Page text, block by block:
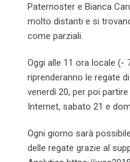
Paternoster e Bianca
molto distanti e si
come parziali.
Oggi alle 11 ora locale (-
riprenderanno le regate
venerdì 20, per poi
Internet, sabato 21 e
Ogni giorno sarà
delle regate grazie al